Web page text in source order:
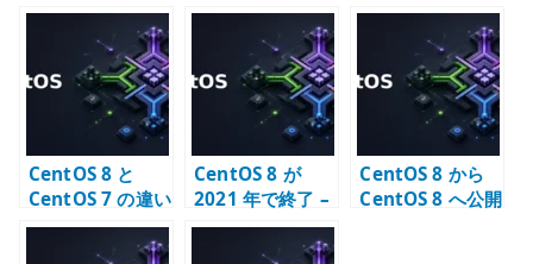
CentOS 8 と
CentOS 7 の違い
– 移行期に確認す
CentOS 8 が
2021 年で終了 –
CentOS Stream
への転換点
CentOS 8 から
CentOS 8 へ公開